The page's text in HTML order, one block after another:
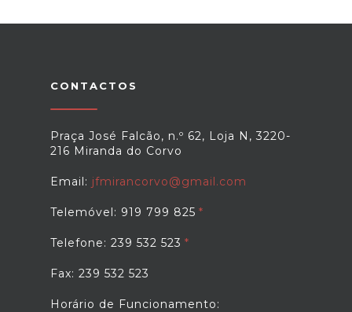
CONTACTOS
Praça José Falcão, n.º 62, Loja N, 3220-
216 Miranda do Corvo
Email: jfmirancorvo@gmail.com
Telemóvel: 919 799 825
Telefone: 239 532 523
Fax: 239 532 523
Horário de Funcionamento: